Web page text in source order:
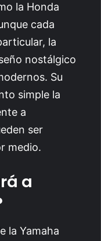
la Honda
cada
la
nostálgico
Su
simple la
a
ser
medio.
a
la Yamaha